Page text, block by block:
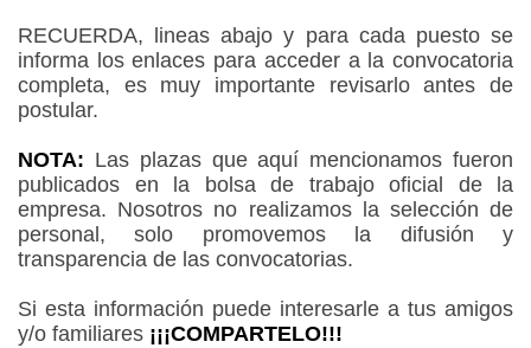
RECUERDA, lineas abajo y para cada puesto se
informa los enlaces para acceder a la convocatoria
completa, es muy importante revisarlo antes de
postular.
NOTA: Las plazas que aquí mencionamos fueron
publicados en la bolsa de trabajo oficial de la
empresa. Nosotros no realizamos la selección de
personal, solo promovemos la difusión y
transparencia de las convocatorias.
Si esta información puede interesarle a tus amigos
y/o familiares ¡¡¡COMPARTELO!!!